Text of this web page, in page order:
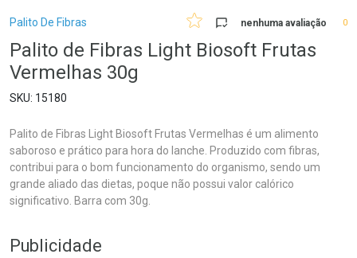
Breadcrumb
Palito De Fibras nenhuma avaliação 0
Palito de Fibras Light Biosoft Frutas
Vermelhas 30g
15180
Palito de Fibras Light Biosoft Frutas Vermelhas é um alimento
saboroso e prático para hora do lanche. Produzido com fibras,
contribui para o bom funcionamento do organismo, sendo um
grande aliado das dietas, poque não possui valor calórico
significativo. Barra com 30g.
Publicidade